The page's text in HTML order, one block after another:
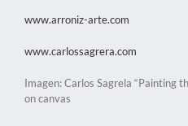
www.arroniz-arte.com
www.carlossagrera.com
Imagen: Carlos Sagrela “Painting
on canvas